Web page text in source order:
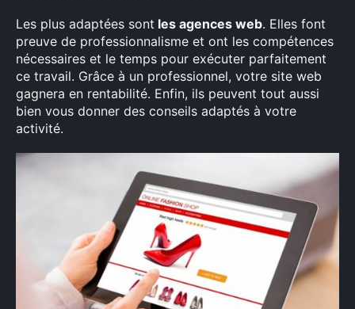
Les plus adaptées sont les agences web. Elles font
preuve de professionnalisme et ont les compétences
nécessaires et le temps pour exécuter parfaitement
ce travail. Grâce à un professionnel, votre site web
gagnera en rentabilité. Enfin, ils peuvent tout aussi
bien vous donner des conseils adaptés à votre
activité.